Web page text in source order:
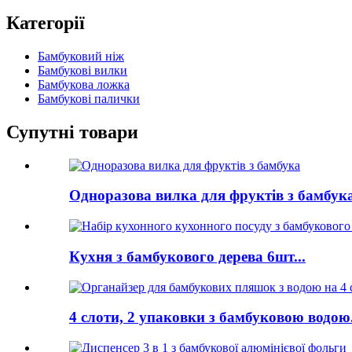
Категорії
Бамбуковий ніж
Бамбукові вилки
Бамбукова ложка
Бамбукові палички
Супутні товари
Одноразова вилка для фруктів з
Кухня з бамбукового дерева 6шт...
4 слоти, 2 упаковки з бамбуковою